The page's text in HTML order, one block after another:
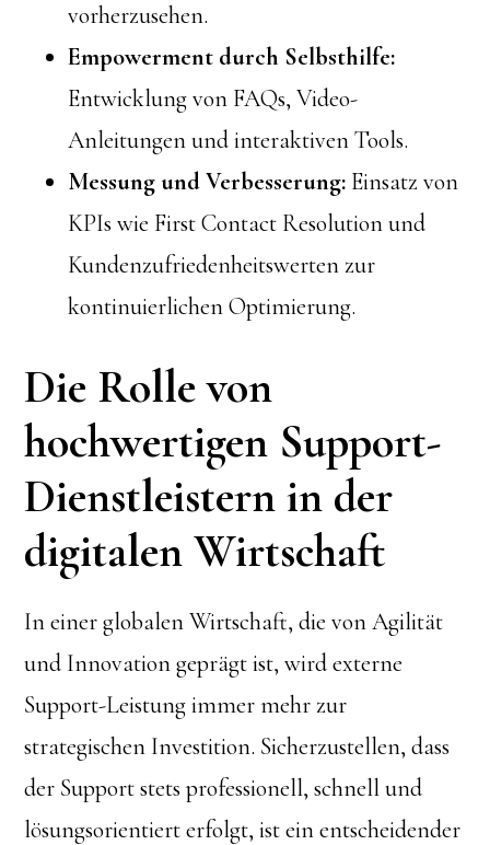
vorherzusehen.
Empowerment durch Selbsthilfe:
Entwicklung von FAQs, Video-
Anleitungen und interaktiven Tools.
Messung und Verbesserung: Einsatz von
KPIs wie First Contact Resolution und
Kundenzufriedenheitswerten zur
kontinuierlichen Optimierung.
Die Rolle von
hochwertigen Support-
Dienstleistern in der
digitalen Wirtschaft
In einer globalen Wirtschaft, die von Agilität
und Innovation geprägt ist, wird externe
Support-Leistung immer mehr zur
strategischen Investition. Sicherzustellen, dass
der Support stets professionell, schnell und
lösungsorientiert erfolgt, ist ein entscheidender